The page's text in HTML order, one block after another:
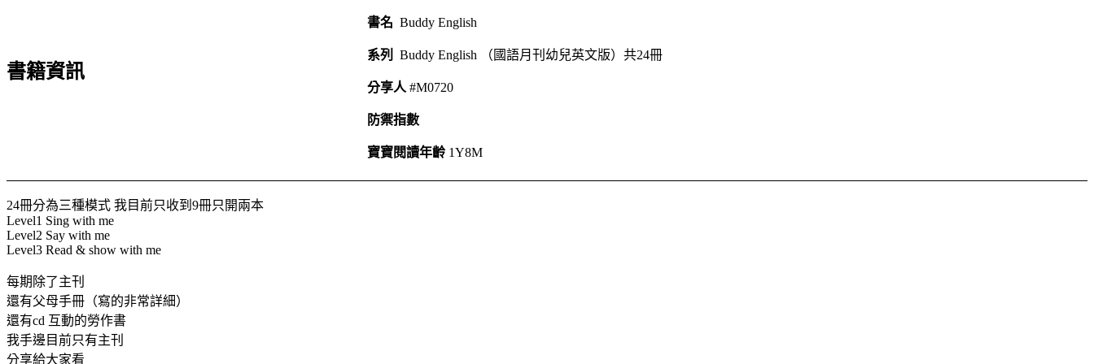
書籍資訊
書名 Buddy English
系列 Buddy English （國語月刊幼兒英文版）共24冊
分享人 #M0720
防禦指數
寶寶閱讀年齡1Y8M
24冊分為三種模式 我目前只收到9冊只開兩本
Level1 Sing with me
Level2 Say with me
Level3 Read & show with me
每期除了主刊
還有父母手冊（寫的非常詳細）
還有cd 互動的勞作書
我手邊目前只有主刊
分享給大家看